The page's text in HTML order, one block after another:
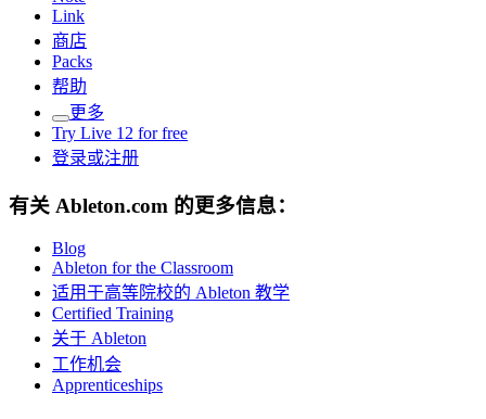
Link
商店
Packs
帮助
更多
Try Live 12 for free
登录或注册
有关 Ableton.com 的更多信息：
Blog
Ableton for the Classroom
适用于高等院校的 Ableton 教学
Certified Training
关于 Ableton
工作机会
Apprenticeships